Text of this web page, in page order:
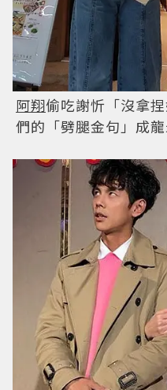
阿翔偷吃謝忻「沒拿
們的「劈腿金句」成